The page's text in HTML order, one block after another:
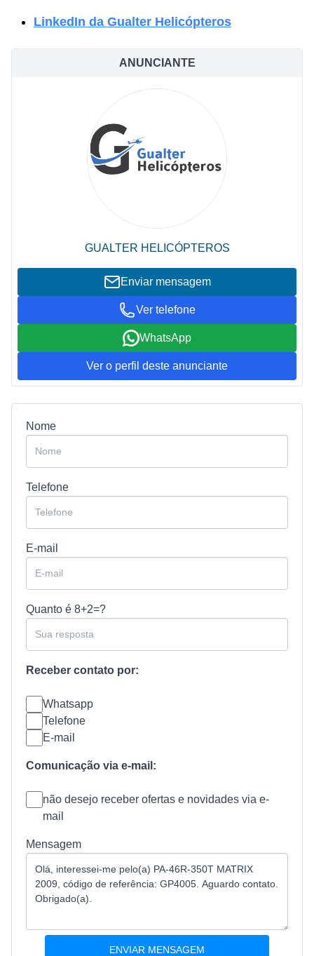
LinkedIn da Gualter Helicópteros
ANUNCIANTE
GUALTER HELICÓPTEROS
Enviar mensagem
Ver telefone
WhatsApp
Ver o perfil deste anunciante
Nome
Telefone
E-mail
Quanto é 8+2=?
Receber contato por:
Whatsapp
Telefone
E-mail
Comunicação via e-mail:
não desejo receber ofertas e novidades via e-
mail
Mensagem